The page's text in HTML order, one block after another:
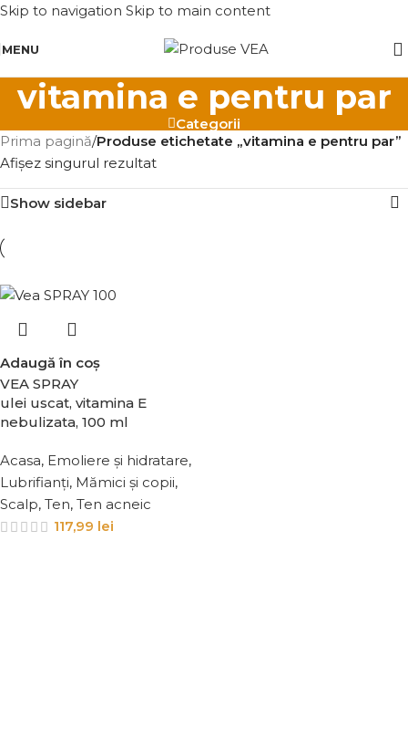
Skip to navigation Skip to main content
MENU
vitamina e pentru par
Categorii
Prima pagină/Produse etichetate „vitamina e pentru par”
Afișez singurul rezultat
Show sidebar
Adaugă în coș
VEA SPRAY
ulei uscat, vitamina E
nebulizata, 100 ml
Acasa, Emoliere și hidratare,
Lubrifianți, Mămici și copii,
Scalp, Ten, Ten acneic
117,99 lei